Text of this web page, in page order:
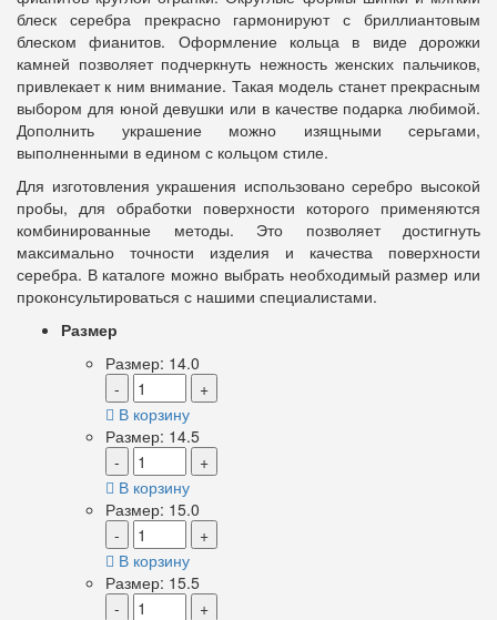
блеск серебра прекрасно гармонируют с бриллиантовым
блеском фианитов. Оформление кольца в виде дорожки
камней позволяет подчеркнуть нежность женских пальчиков,
привлекает к ним внимание. Такая модель станет прекрасным
выбором для юной девушки или в качестве подарка любимой.
Дополнить украшение можно изящными серьгами,
выполненными в едином с кольцом стиле.
Для изготовления украшения использовано серебро высокой
пробы, для обработки поверхности которого применяются
комбинированные методы. Это позволяет достигнуть
максимально точности изделия и качества поверхности
серебра. В каталоге можно выбрать необходимый размер или
проконсультироваться с нашими специалистами.
Размер
Размер: 14.0
-
+
В корзину
Размер: 14.5
-
+
В корзину
Размер: 15.0
-
+
В корзину
Размер: 15.5
-
+